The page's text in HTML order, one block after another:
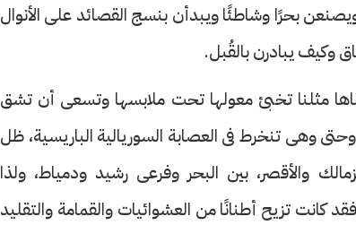
بحرًا وشاطئًا ويبدأن بنسج القصائد على الأنوال
وكيف يبادرن بالقُبل.
مثلنا تخبئ معولها تحت ملابسها وتسعى أن تشق
وهى تنخرط فى العصابة السوريالية الباريسية، ظل
والأقصر، بين البحر وفرعى رشيد ودمياط، ولذا
كانت تزيح أطنانًا من العشوائيات والقمامة والتقليد